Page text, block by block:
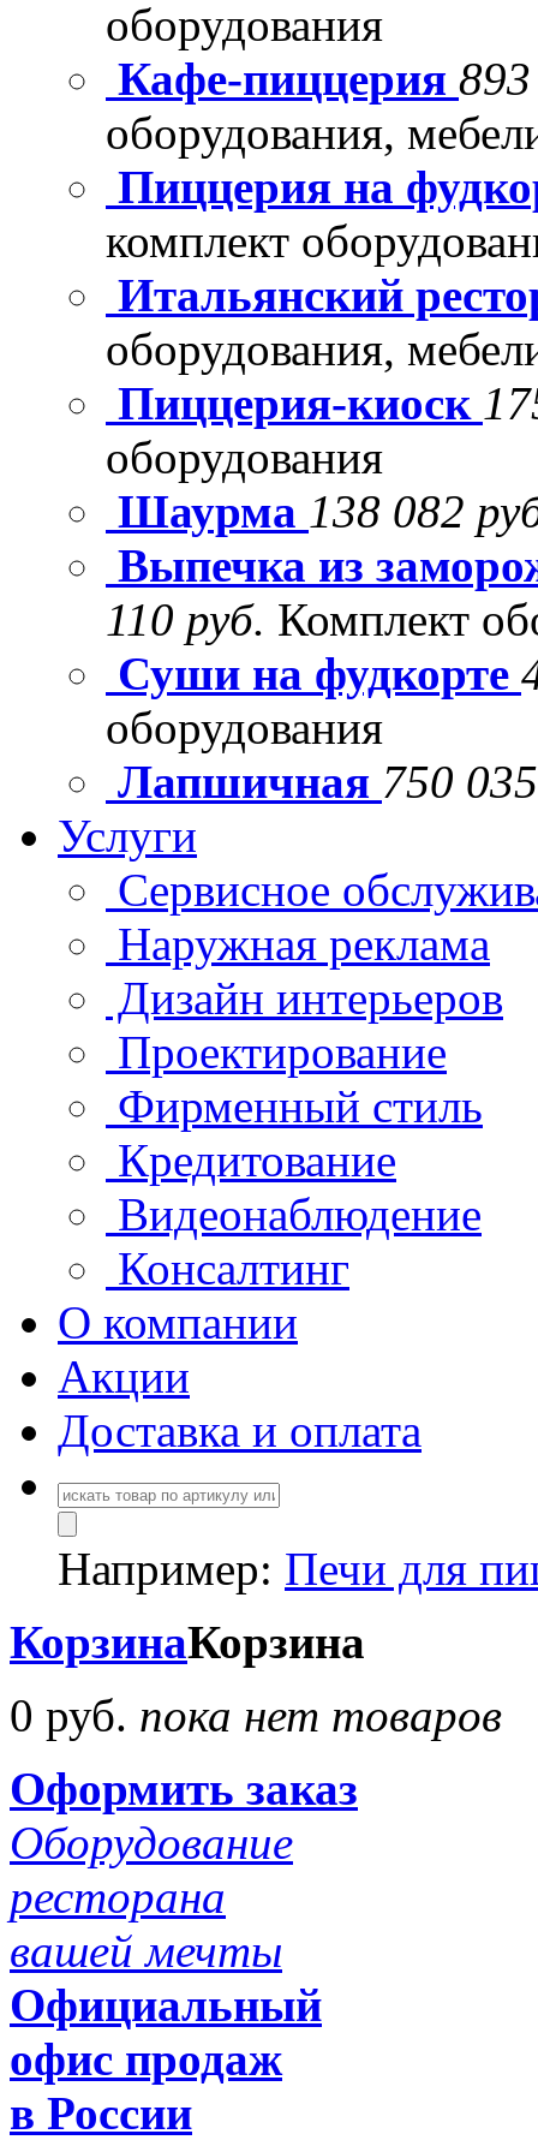
оборудования
Кафе-пиццерия
оборудования,
Пиццерия на
комплект
Итальянский
оборудования,
Пиццерия-киоск
оборудования
Шаурма 138 082
Выпечка из
110 руб. Комплект
Суши на фудкорте
оборудования
Лапшичная 750
Услуги
Сервисное
Наружная реклама
Дизайн интерьеров
Проектирование
Фирменный стиль
Кредитование
Видеонаблюдение
Консалтинг
О компании
Акции
Доставка и оплата
Например: Печи для
КорзинаКорзина
0 руб. пока нет товаров
Оформить заказ
Оборудование
ресторана
вашей мечты
Официальный
офис продаж
в России